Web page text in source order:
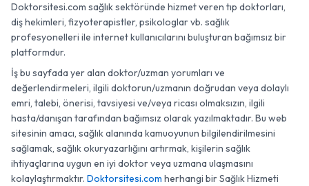
Doktorsitesi.com sağlık sektöründe hizmet veren tıp doktorları,
diş hekimleri, fizyoterapistler, psikologlar vb. sağlık
profesyonelleri ile internet kullanıcılarını buluşturan bağımsız bir
platformdur.
İş bu sayfada yer alan doktor/uzman yorumları ve
değerlendirmeleri, ilgili doktorun/uzmanın doğrudan veya dolaylı
emri, talebi, önerisi, tavsiyesi ve/veya ricası olmaksızın, ilgili
hasta/danışan tarafından bağımsız olarak yazılmaktadır. Bu web
sitesinin amacı, sağlık alanında kamuoyunun bilgilendirilmesini
sağlamak, sağlık okuryazarlığını artırmak, kişilerin sağlık
ihtiyaçlarına uygun en iyi doktor veya uzmana ulaşmasını
kolaylaştırmaktır. Doktorsitesi.com herhangi bir Sağlık Hizmeti